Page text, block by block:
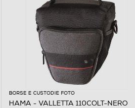
BORSE E CUSTODIE FOTO
HAMA - VALLETTA 110COLT-NERO